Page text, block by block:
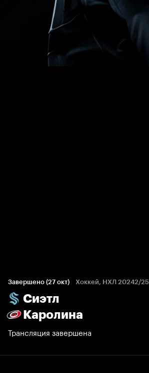
Завершено (27 окт) Хоккей, НХЛ 20242/25
Сиэтл
Каролина
Трансляция завершена